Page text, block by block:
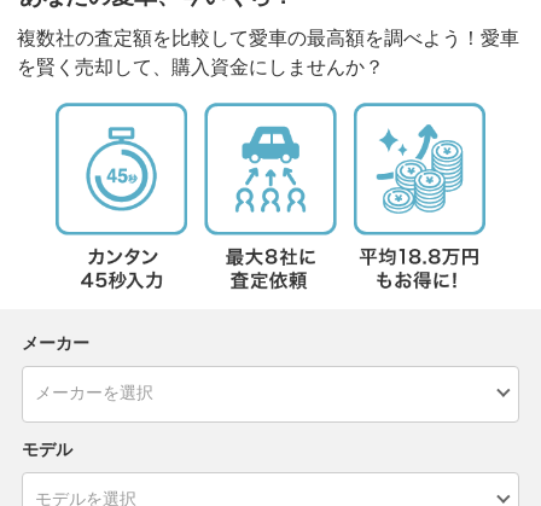
複数社の査定額を比較して愛車の最高額を調べよう！愛車
を賢く売却して、購入資金にしませんか？
メーカー
モデル